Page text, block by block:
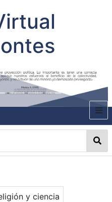
SEGUNDO MONTES
y ciencia